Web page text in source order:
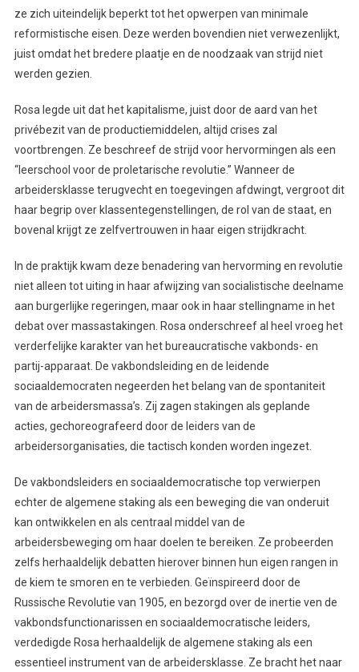
ze zich uiteindelijk beperkt tot het opwerpen van minimale
reformistische eisen. Deze werden bovendien niet verwezenlijkt,
juist omdat het bredere plaatje en de noodzaak van strijd niet
werden gezien.
Rosa legde uit dat het kapitalisme, juist door de aard van het
privébezit van de productiemiddelen, altijd crises zal
voortbrengen. Ze beschreef de strijd voor hervormingen als een
“leerschool voor de proletarische revolutie.” Wanneer de
arbeidersklasse terugvecht en toegevingen afdwingt, vergroot dit
haar begrip over klassentegenstellingen, de rol van de staat, en
bovenal krijgt ze zelfvertrouwen in haar eigen strijdkracht.
In de praktijk kwam deze benadering van hervorming en revolutie
niet alleen tot uiting in haar afwijzing van socialistische deelname
aan burgerlijke regeringen, maar ook in haar stellingname in het
debat over massastakingen. Rosa onderschreef al heel vroeg het
verderfelijke karakter van het bureaucratische vakbonds- en
partij-apparaat. De vakbondsleiding en de leidende
sociaaldemocraten negeerden het belang van de spontaniteit
van de arbeidersmassa’s. Zij zagen stakingen als geplande
acties, gechoreografeerd door de leiders van de
arbeidersorganisaties, die tactisch konden worden ingezet.
De vakbondsleiders en sociaaldemocratische top verwierpen
echter de algemene staking als een beweging die van onderuit
kan ontwikkelen en als centraal middel van de
arbeidersbeweging om haar doelen te bereiken. Ze probeerden
zelfs herhaaldelijk debatten hierover binnen hun eigen rangen in
de kiem te smoren en te verbieden. Geïnspireerd door de
Russische Revolutie van 1905, en bezorgd over de inertie ven de
vakbondsfunctionarissen en sociaaldemocratische leiders,
verdedigde Rosa herhaaldelijk de algemene staking als een
essentieel instrument van de arbeidersklasse. Ze bracht het naar